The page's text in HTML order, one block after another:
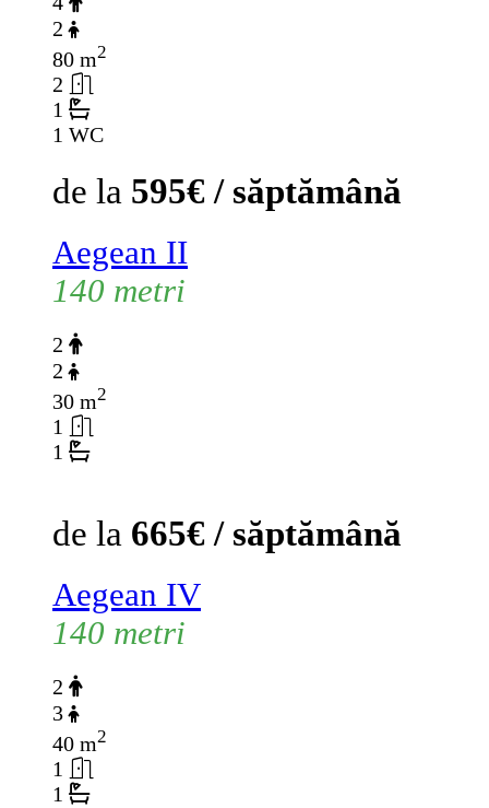
2
80 m2
2
1
1 WC
de la 595€ / săptămână
Aegean II
140 metri
2
2
30 m2
1
1
de la 665€ / săptămână
Aegean IV
140 metri
2
3
40 m2
1
1